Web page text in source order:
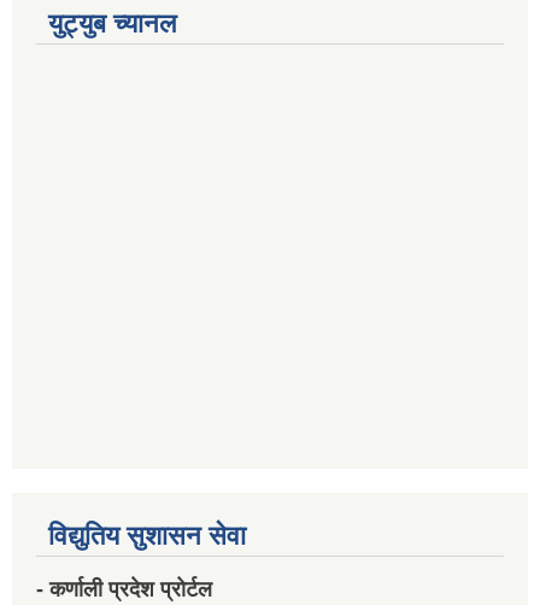
युट्युब च्यानल
विद्युतिय सुशासन सेवा
- कर्णाली प्रदेश प्रोर्टल